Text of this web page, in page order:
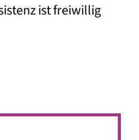
ist freiwillig